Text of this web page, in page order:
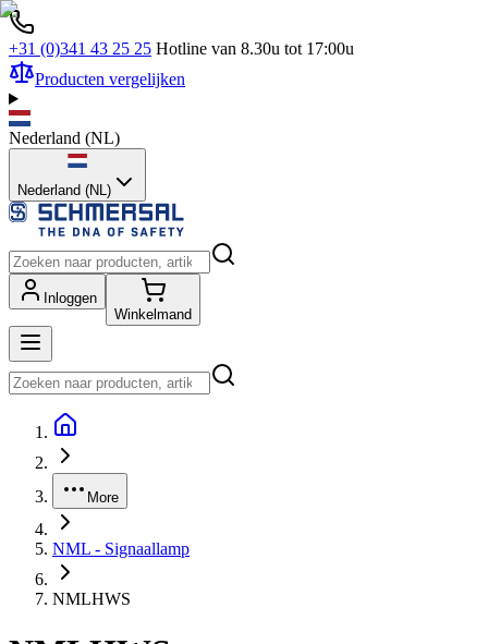
+31 (0)341 43 25 25 Hotline van 8.30u tot 17:00u
Producten vergelijken
Nederland (NL)
Nederland (NL)
Inloggen
Winkelmand
More
NML - Signaallamp
NMLHWS